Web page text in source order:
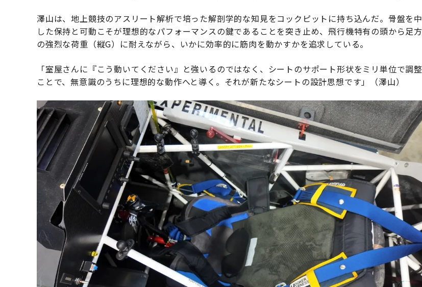
澤山は、地上競技のアスリート解析で培った解剖学的な知見をコックピットに持ち込んだ。骨盤を
した保持と可動こそが理想的なパフォーマンスの鍵であることを突き止め、飛行機特有の頭から足
の強烈な荷重（縦G）に耐えながら、いかに効率的に筋肉を動かすかを追求している。
「室屋さんに『こう動いてください』と強いるのではなく、シートのサポート形状をミリ単位で調
ことで、無意識のうちに理想的な動作へと導く。それが新たなシートの設計思想です」（澤山）